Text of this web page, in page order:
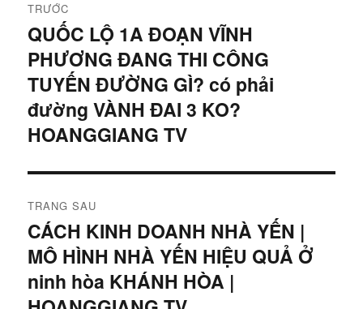
hướng
bài
viết
TRƯỚC
Bài
viết
trước:
QUỐC LỘ 1A ĐOẠN VĨNH
PHƯƠNG ĐANG THI CÔNG
TUYẾN ĐƯỜNG GÌ? có phải
đường VÀNH ĐAI 3 KO?
HOANGGIANG TV
TRANG SAU
Bài
tiếp
theo:
CÁCH KINH DOANH NHÀ YẾN |
MÔ HÌNH NHÀ YẾN HIỆU QUẢ Ở
ninh hòa KHÁNH HÒA |